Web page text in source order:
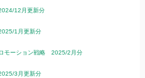
12月更新分
更新分
ーション戦略 2025/2月分
3月更新分